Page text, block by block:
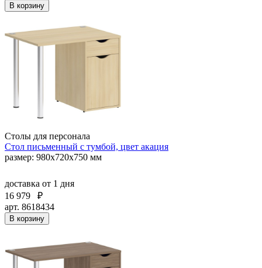
В корзину
Столы для персонала
Стол письменный с тумбой, цвет акация
размер: 980х720х750 мм
доставка от 1 дня
16 979
₽
арт. 8618434
В корзину